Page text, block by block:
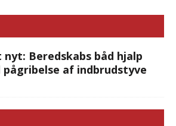
nyt: Beredskabs båd hjalp
pågribelse af indbrudstyve